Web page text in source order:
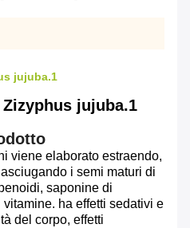
jujuba.1
jujuba.1
viene elaborato estraendo,
i semi maturi di
saponine di
ha effetti sedativi e
del corpo, effetti